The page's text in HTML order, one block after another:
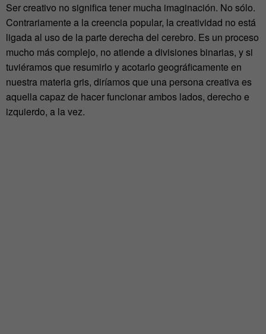
Ser creativo no significa tener mucha imaginación. No sólo.
Contrariamente a la creencia popular, la creatividad no está
ligada al uso de la parte derecha del cerebro. Es un proceso
mucho más complejo, no atiende a divisiones binarias, y si
tuviéramos que resumirlo y acotarlo geográficamente en
nuestra materia gris, diríamos que una persona creativa es
aquella capaz de hacer funcionar ambos lados, derecho e
izquierdo, a la vez.